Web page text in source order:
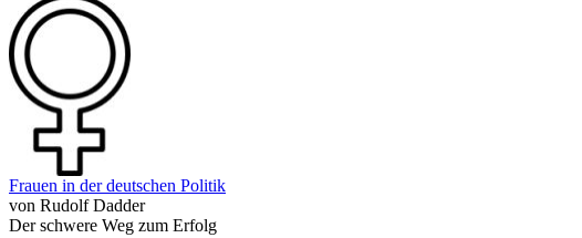
Frauen in der deutschen Politik
von Rudolf Dadder
Der schwere Weg zum Erfolg